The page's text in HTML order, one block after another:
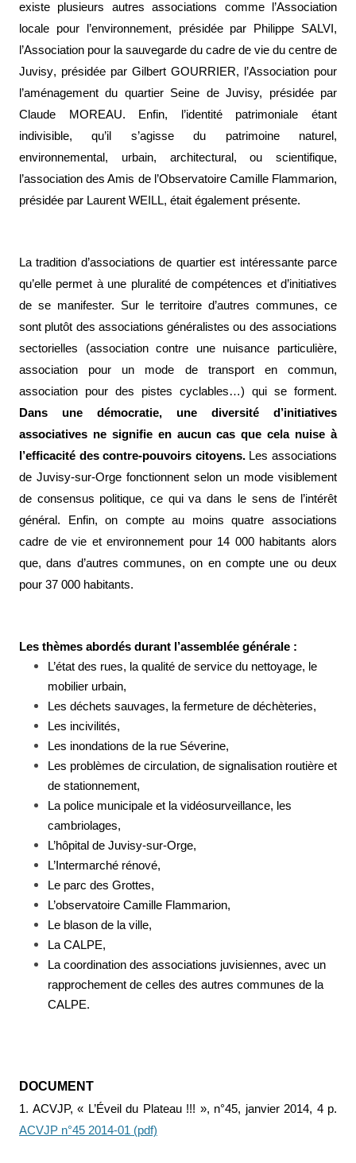
existe plusieurs autres associations comme l’Association
locale pour l’environnement, présidée par Philippe SALVI,
l’Association pour la sauvegarde du cadre de vie du centre de
Juvisy, présidée par Gilbert GOURRIER,
l’Association pour
l’aménagement du quartier Seine de Juvisy,
présidée par
Claude MOREAU. Enfin, l’identité patrimoniale étant
indivisible, qu’il s’agisse du patrimoine naturel,
environnemental, urbain, architectural, ou scientifique,
l’association des Amis de l’Observatoire Camille Flammarion,
présidée par Laurent WEILL, était également présente.
La tradition d’associations de quartierest intéressante parce
qu’elle permet à une pluralité de compétences et d’initiatives
de se manifester. Sur le territoire d’autres communes, ce
sont plutôt des associations généralistes ou desassociations
sectorielles (association contre une nuisance particulière,
association pour un mode de transport en commun,
association pour des pistes cyclables…) qui se forment.
Dans une démocratie, une diversité d’initiatives
associatives ne signifie en aucun cas que cela nuise à
l’efficacité des contre-pouvoirs citoyens.Les associations
de Juvisy-sur-Orge fonctionnent selon un mode visiblement
de consensus politique, ce qui va dans le sens de l’intérêt
général. Enfin, on compte au moins quatre associations
cadre de vie et environnement pour 14 000 habitants alors
que, dans d’autres communes, on en compte une ou deux
pour 37 000 habitants.
Les thèmes abordés durant l’assemblée générale :
L’état des rues, la qualité de service du nettoyage, le
mobilier urbain,
Les déchets sauvages, la fermeture de déchèteries,
Les incivilités,
Les inondations de la rue Séverine,
Les problèmes de circulation, de signalisation routière et
de stationnement,
La police municipale et la vidéosurveillance, les
cambriolages,
L’hôpital de Juvisy-sur-Orge,
L’Intermarché rénové,
Le parc des Grottes,
L’observatoire Camille Flammarion,
Le blason de la ville,
La CALPE,
La coordination des associations juvisiennes, avec un
rapprochement de celles des autres communes de la
CALPE.
DOCUMENT
1. ACVJP, « L’Éveil du Plateau !!! », n°45, janvier 2014, 4 p.
ACVJP n°45 2014-01 (pdf)